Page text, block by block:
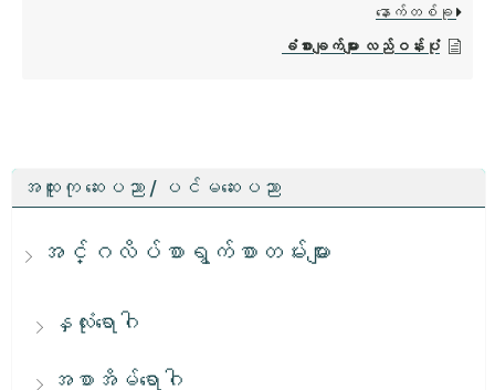
အထူးကု ဆေးပညာ / ပင်မဆေးပညာ
အင်္ဂလိပ်စာရွက်စာတမ်းများ
နှလုံးရောဂါ
အစာအိမ်ရောဂါ
နောက်တစ်ခု
ခံစားချက်များ လည်ဝန်းပုံ